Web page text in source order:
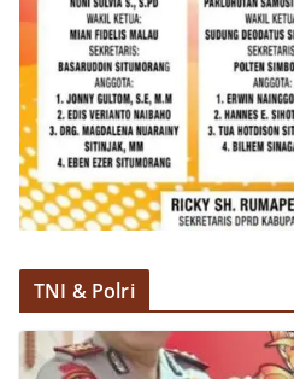
sambang ini adalah
memasang bendera
bukan setengah tiang,
penghormatan dan
menjelang perayaan
Petugas
bendera dengan
wujud nyata partisipasi
memperingati hari
warga agar mulai
bendera Merah Putih
masing secara penuh.
penghormatan kita
perjuangan para
TNI & Polri